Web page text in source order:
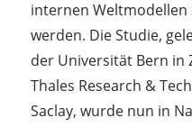
internen Weltmodellen
werden. Die Studie,
der Universität Bern
Thales Research &
Saclay, wurde nun in